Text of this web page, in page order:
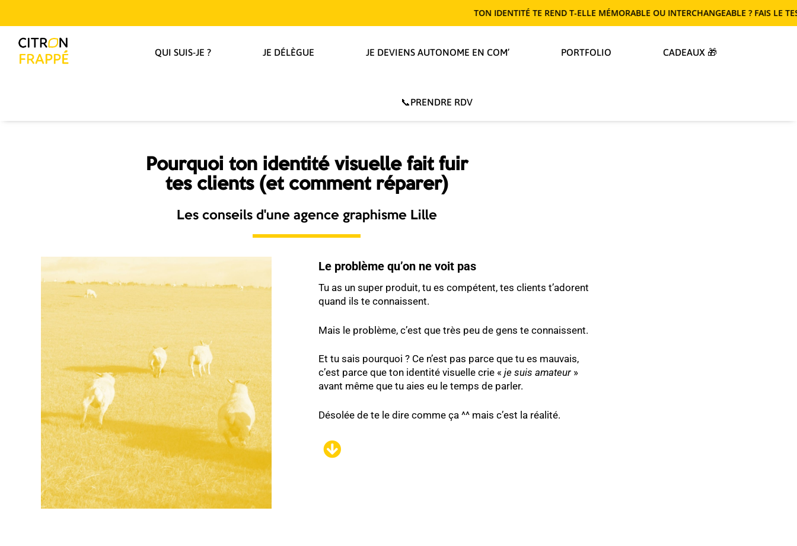
TON IDENTITÉ TE REND T-ELLE MÉMORABLE OU INTERCHANGEABLE ? FAIS LE TEST !
QUI SUIS-JE ? JE DÉLÈGUE JE DEVIENS AUTONOME EN COM’ PORTFOLIO CADEAUX 🎁
📞PRENDRE RDV
Pourquoi ton identité visuelle fait fuir
tes clients (et comment réparer)
Les conseils d'une agence graphisme Lille
Le problème qu’on ne voit pas
Tu as un super produit, tu es compétent, tes clients t’adorent
quand ils te connaissent.
Mais le problème, c’est que très peu de gens te connaissent.
Et tu sais pourquoi ? Ce n’est pas parce que tu es mauvais,
c’est parce que ton identité visuelle crie « je suis amateur »
avant même que tu aies eu le temps de parler.
Désolée de te le dire comme ça ^^ mais c’est la réalité.